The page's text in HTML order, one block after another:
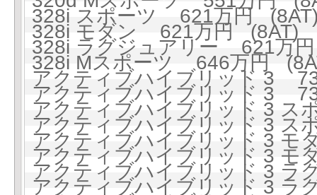
328i スポーツ 621万円
328i モダン 621万円 (8AT)
328i ラグジュアリー 621万
328i Mスポーツ 646万円
アクティブハイブリッド 3
アクティブハイブリッド 3
アクティブハイブリッド 3
アクティブハイブリッド 3
アクティブハイブリッド 3
アクティブハイブリッド 3
アクティブハイブリッド 3
アクティブハイブリッド 3